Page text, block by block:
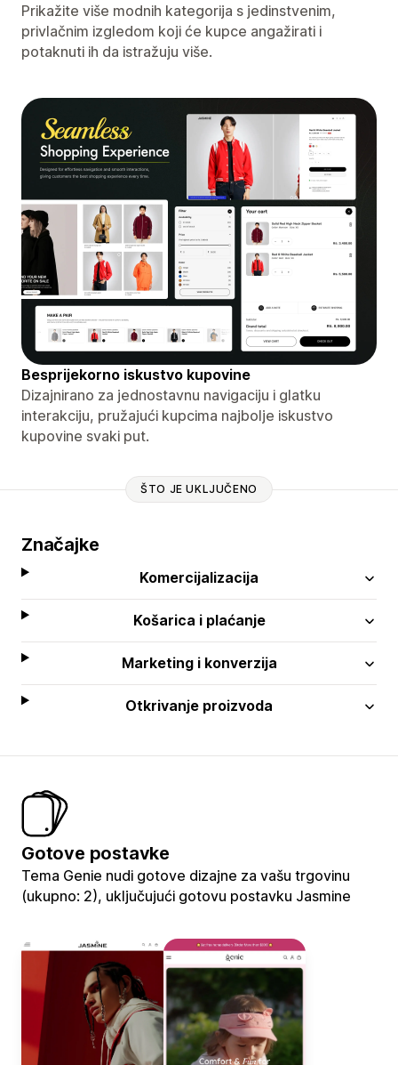
Prikažite više modnih kategorija s jedinstvenim,
privlačnim izgledom koji će kupce angažirati i
potaknuti ih da istražuju više.
Besprijekorno iskustvo kupovine
Dizajnirano za jednostavnu navigaciju i glatku
interakciju, pružajući kupcima najbolje iskustvo
kupovine svaki put.
ŠTO JE UKLJUČENO
Značajke
Komercijalizacija
Košarica i plaćanje
Marketing i konverzija
Otkrivanje proizvoda
Gotove postavke
Tema Genie nudi gotove dizajne za vašu trgovinu
(ukupno: 2), uključujući gotovu postavku Jasmine